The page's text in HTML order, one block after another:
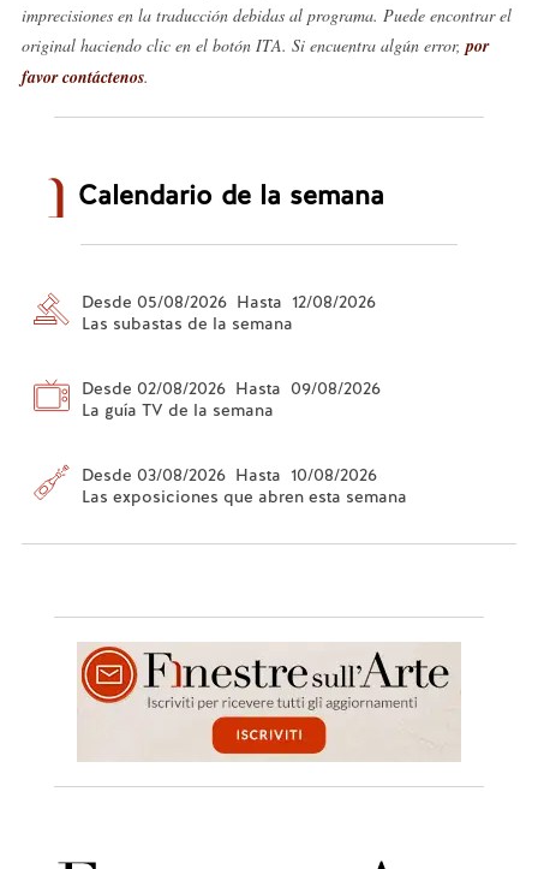
imprecisiones en la traducción debidas al programa. Puede encontrar el
original haciendo clic en el botón ITA. Si encuentra algún error,por
favor contáctenos.
Calendario de la semana
Desde 05/08/2026 Hasta 12/08/2026
Las subastas de la semana
Desde 02/08/2026 Hasta 09/08/2026
La guía TV de la semana
Desde 03/08/2026 Hasta 10/08/2026
Las exposiciones que abren esta semana